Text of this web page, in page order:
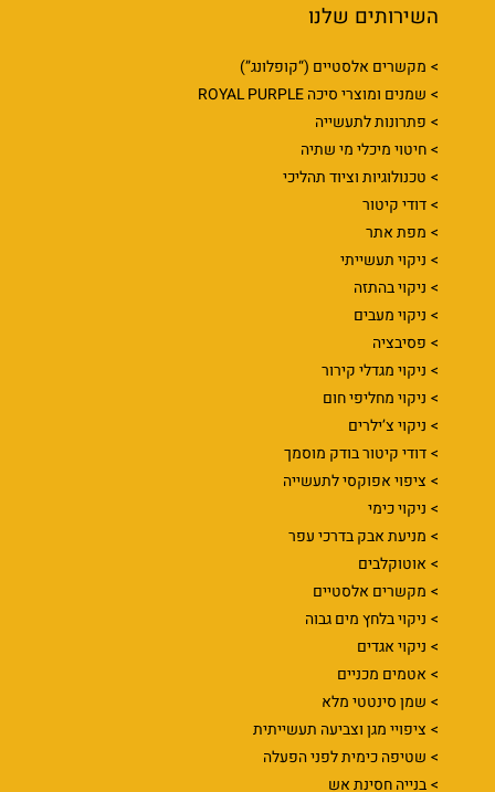
השירותים שלנו
מקשרים אלסטיים (“קופלונג”)
שמנים ומוצרי סיכה ROYAL PURPLE
פתרונות לתעשייה
חיטוי מיכלי מי שתיה
טכנולוגיות וציוד תהליכי
דודי קיטור
מפת אתר
ניקוי תעשייתי
ניקוי בהתזה
ניקוי מעבים
פסיבציה
ניקוי מגדלי קירור
ניקוי מחליפי חום
ניקוי צ’ילרים
דודי קיטור בודק מוסמך
ציפוי אפוקסי לתעשייה
ניקוי כימי
מניעת אבק בדרכי עפר
אוטוקלבים
מקשרים אלסטיים
ניקוי בלחץ מים גבוה
ניקוי אגדים
אטמים מכניים
שמן סינטטי מלא
ציפויי מגן וצביעה תעשייתית
שטיפה כימית לפני הפעלה
בנייה חסינת אש